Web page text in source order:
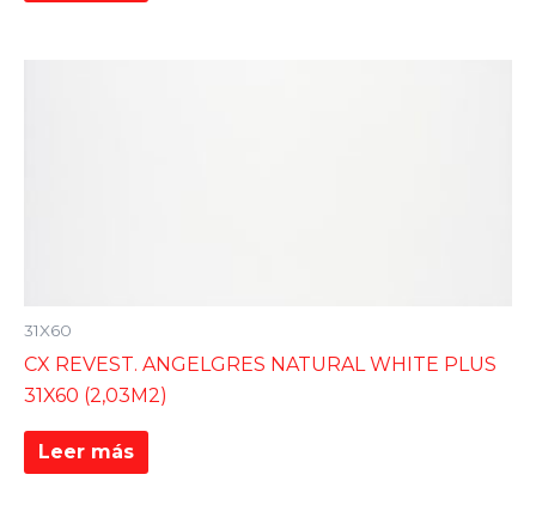
31X60
CX REVEST. ANGELGRES NATURAL WHITE PLUS
31X60 (2,03M2)
Leer más